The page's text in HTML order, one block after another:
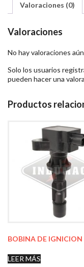
Valoraciones (0)
Valoraciones
No hay valoraciones
Solo los usuarios
pueden hacer una
Productos
BOBINA DE IGNICION
LEER MÁS